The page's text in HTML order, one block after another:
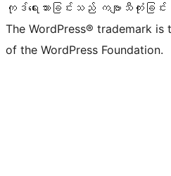
ကုဒ်ရေးသားခြင်းသည် ကဗျာသီကုံးခြ
The WordPress® trademark
of the WordPress Foundation.